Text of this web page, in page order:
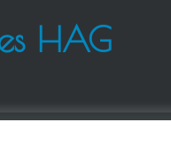
HAG